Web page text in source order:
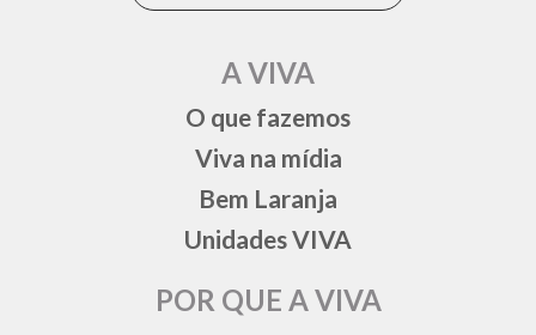
A VIVA
O que fazemos
Viva na mídia
Bem Laranja
Unidades VIVA
POR QUE A VIVA